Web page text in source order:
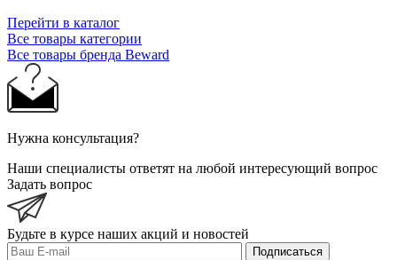
Перейти в каталог
Все товары категории
Все товары бренда Beward
Нужна консультация?
Наши специалисты ответят на любой интересующий вопрос
Задать вопрос
Будьте в курсе наших акций и новостей
Подписаться